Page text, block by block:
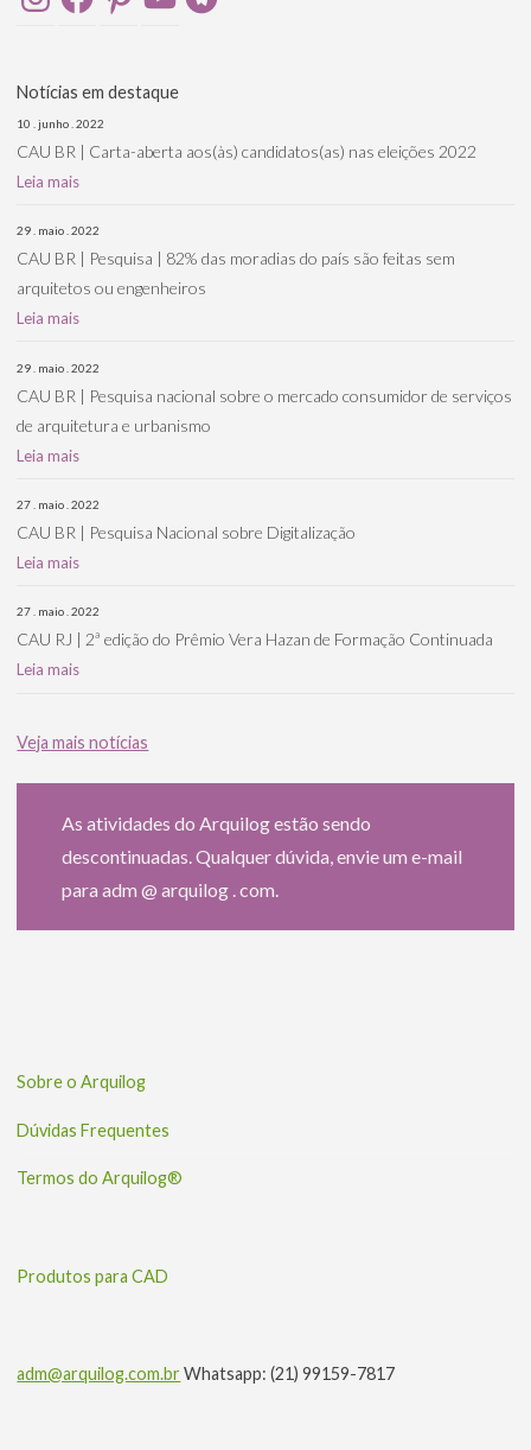
Notícias em destaque
10 . junho . 2022
CAU BR | Carta-aberta aos(às) candidatos(as) nas eleições 2022
Leia mais
29 . maio . 2022
CAU BR | Pesquisa | 82% das moradias do país são feitas sem
arquitetos ou engenheiros
Leia mais
29 . maio . 2022
CAU BR | Pesquisa nacional sobre o mercado consumidor de serviços
de arquitetura e urbanismo
Leia mais
27 . maio . 2022
CAU BR | Pesquisa Nacional sobre Digitalização
Leia mais
27 . maio . 2022
CAU RJ | 2ª edição do Prêmio Vera Hazan de Formação Continuada
Leia mais
Veja mais notícias
As atividades do Arquilog estão sendo
descontinuadas. Qualquer dúvida, envie um e-mail
para adm @ arquilog . com.
Sobre o Arquilog
Dúvidas Frequentes
Termos do Arquilog®
Produtos para CAD
adm@arquilog.com.brWhatsapp: (21) 99159-7817